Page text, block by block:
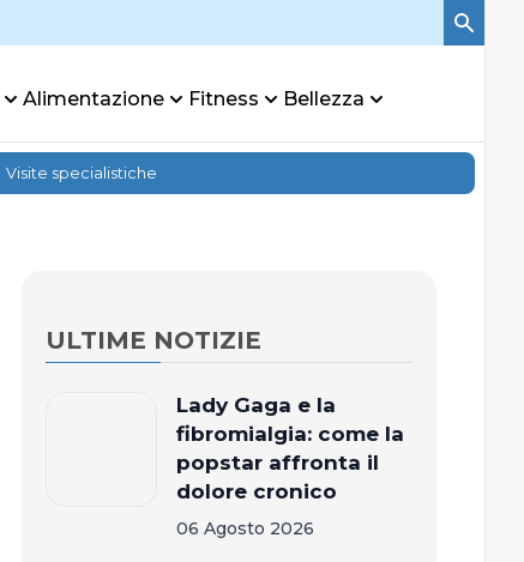
Alimentazione Fitness Bellezza
Visite specialistiche
ULTIME NOTIZIE
Lady Gaga e la
fibromialgia: come la
popstar affronta il
dolore cronico
06 Agosto 2026